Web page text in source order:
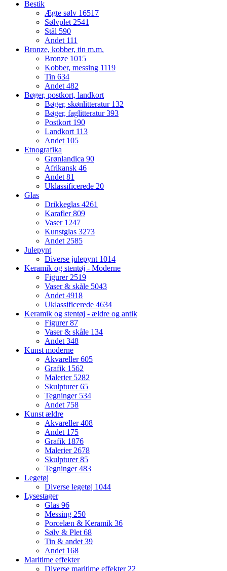
Bestik
Ægte sølv 16517
Sølvplet 2541
Stål 590
Andet 111
Bronze, kobber, tin m.m.
Bronze 1015
Kobber, messing 1119
Tin 634
Andet 482
Bøger, postkort, landkort
Bøger, skønlitteratur 132
Bøger, faglitteratur393
Postkort 190
Landkort 113
Andet 105
Etnografika
Grønlandica 90
Afrikansk 46
Andet 81
Uklassificerede 20
Glas
Drikkeglas 4261
Karafler809
Vaser 1247
Kunstglas 3273
Andet 2585
Julepynt
Diverse julepynt 1014
Keramik og stentøj - Moderne
Figurer 2519
Vaser & skåle 5043
Andet 4918
Uklassificerede 4634
Keramik og stentøj - ældre og antik
Figurer87
Vaser & skåle 134
Andet 348
Kunst moderne
Akvareller605
Grafik 1562
Malerier 5282
Skulpturer65
Tegninger 534
Andet 758
Kunst ældre
Akvareller408
Andet 175
Grafik 1876
Malerier 2678
Skulpturer85
Tegninger483
Legetøj
Diverse legetøj 1044
Lysestager
Glas 96
Messing 250
Porcelæn & Keramik 36
Sølv & Plet 68
Tin & andet 39
Andet 168
Maritime effekter
Diverse maritime effekter 22